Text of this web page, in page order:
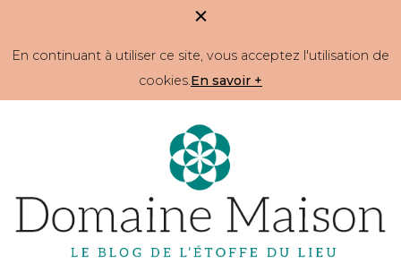
En continuant à utiliser ce site, vous acceptez l'utilisation de
cookies.En savoir +